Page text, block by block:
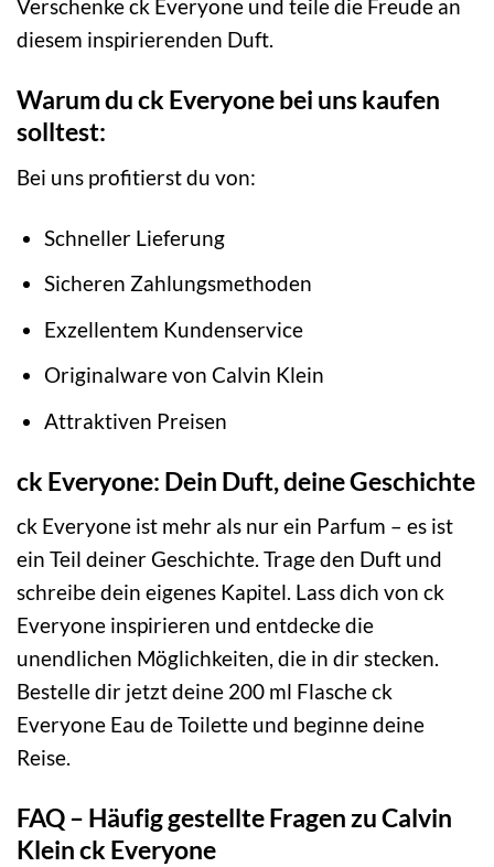
Verschenke ck Everyone und teile die Freude an
diesem inspirierenden Duft.
Warum du ck Everyone bei uns kaufen
solltest:
Bei uns profitierst du von:
Schneller Lieferung
Sicheren Zahlungsmethoden
Exzellentem Kundenservice
Originalware von Calvin Klein
Attraktiven Preisen
ck Everyone: Dein Duft, deine Geschichte
ck Everyone ist mehr als nur ein Parfum – es ist
ein Teil deiner Geschichte. Trage den Duft und
schreibe dein eigenes Kapitel. Lass dich von ck
Everyone inspirieren und entdecke die
unendlichen Möglichkeiten, die in dir stecken.
Bestelle dir jetzt deine 200 ml Flasche ck
Everyone Eau de Toilette und beginne deine
Reise.
FAQ – Häufig gestellte Fragen zu Calvin
Klein ck Everyone